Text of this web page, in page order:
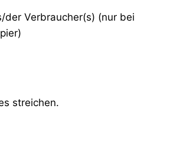
der Verbraucher(s) (nur bei
streichen.